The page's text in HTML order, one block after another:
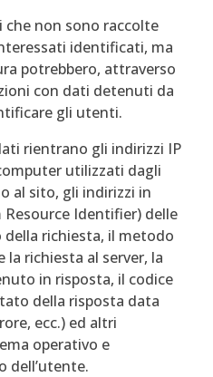
non sono raccolte
identificati, ma
potrebbero, attraverso
con dati detenuti da
gli utenti.
rientrano gli indirizzi IP
utilizzati dagli
al sito, gli indirizzi in
Identifier) delle
della richiesta, il metodo
richiesta al server, la
in risposta, il codice
della risposta data
ecc.) ed altri
operativo e
dell’utente.